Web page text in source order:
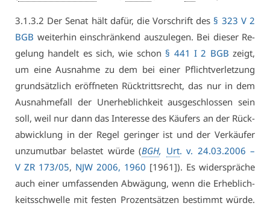
3.​1.​3.​2 Der Se­nat hält da­für, die Vor­schrift des § 323 V 2
BGB wei­ter­hin ein­schrän­kend aus­zu­le­gen. Bei die­ser Re­
ge­lung han­delt es sich, wie schon § 441 I 2 BGB zeigt,
um ei­ne Aus­nah­me zu dem bei ei­ner Pflicht­ver­let­zung
grund­sätz­lich er­öff­ne­ten Rück­tritts­recht, das nur in dem
Aus­nah­me­fall der Un­er­heb­lich­keit aus­ge­schlos­sen sein
soll, weil nur dann das In­ter­es­se des Käu­fers an der Rück­
ab­wick­lung in der Re­gel ge­rin­ger ist und der Ver­käu­fer
un­zu­mut­bar be­las­tet wür­de (BGH, Urt. v. 24.03.2006 –
V ZR 173/05, NJW 2006, 1960 [1961]). Es wi­der­sprä­che
auch ei­ner um­fas­sen­den Ab­wä­gung, wenn die Er­heb­lich­
keits­schwel­le mit fes­ten Pro­zent­sät­zen be­stimmt wür­de.